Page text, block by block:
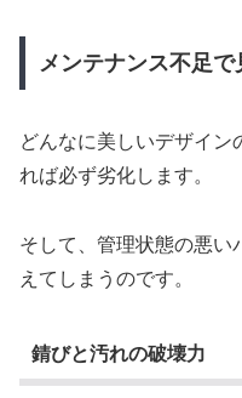
メンテナンス不足
どんなに美しいデザイン
れば必ず劣化します。
そして、管理状態の悪い
えてしまうのです。
錆びと汚れの破壊力